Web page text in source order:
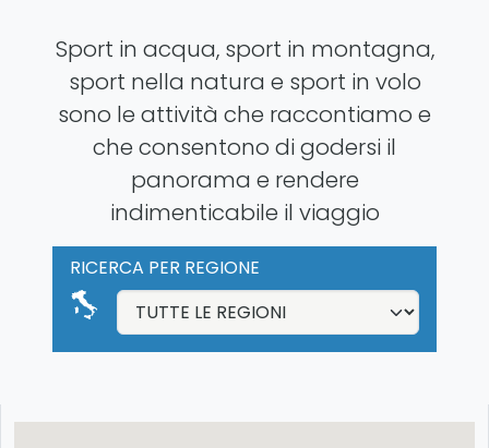
Sport in acqua, sport in montagna,
sport nella natura e sport in volo
sono le attività che raccontiamo e
che consentono di godersi il
panorama e rendere
indimenticabile il viaggio
RICERCA PER REGIONE